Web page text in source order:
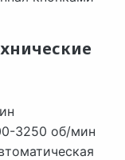
3250 об/мин